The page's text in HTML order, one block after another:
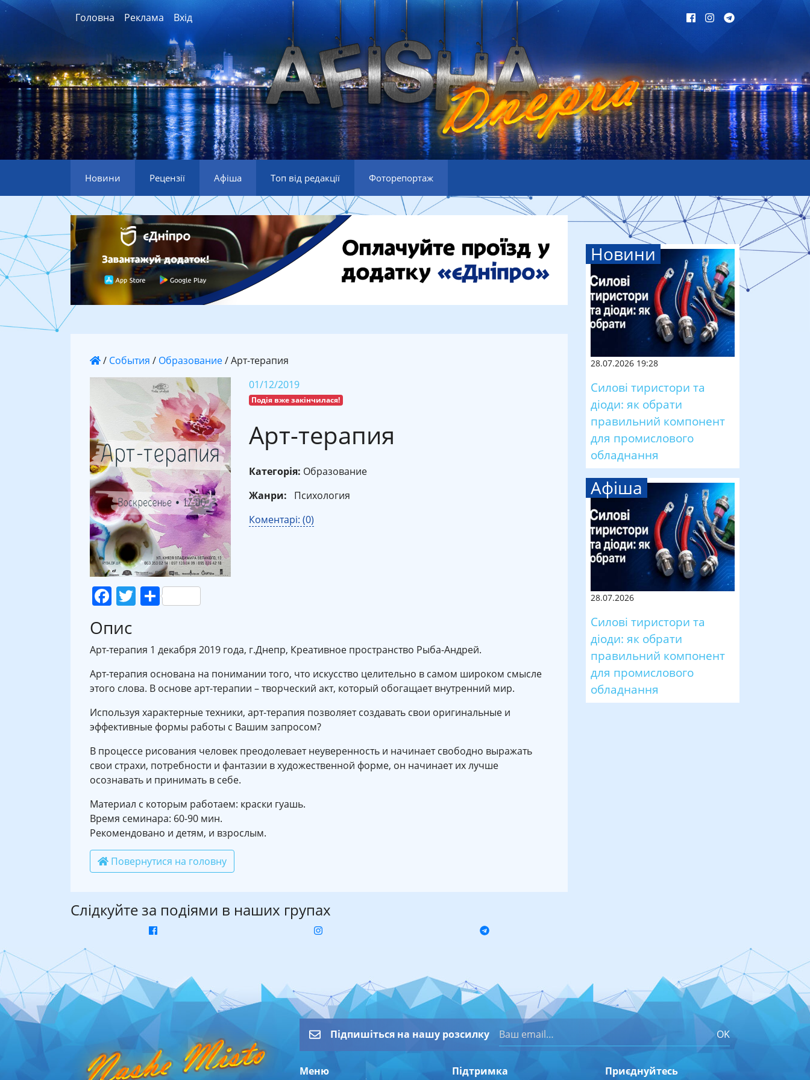
Головна Реклама Вхід
Новини Рецензії Афіша Топ від редакції Фоторепортаж
/ События / Образование/Арт-терапия
Facebook
Twitter
Поділитися
01/12/2019
Подія вже закінчилася!
Арт-терапия
Категорія: Образование
Жанри:
Психология
Коментарі: (0)
Опис
Арт-терапия 1 декабря 2019 года, г.Днепр, Креативное пространство Рыба-Андрей.
Арт-терапия основана на понимании того, что искусство целительно в самом широком смысле
этого слова. В основе арт-терапии – творческий акт, который обогащает внутренний мир.
Используя характерные техники, арт-терапия позволяет создавать свои оригинальные и
эффективные формы работы с Вашим запросом?
В процессе рисования человек преодолевает неуверенность и начинает свободно выражать
свои страхи, потребности и фантазии в художественной форме, он начинает их лучше
осознавать и принимать в себе.
Материал с которым работаем: краски гуашь.
Время семинара: 60-90 мин.
Рекомендовано и детям, и взрослым.
Повернутися на головну
Слідкуйте за подіями в наших групах
Новини
28.07.2026 19:28
Силові тиристори та
діоди: як обрати
правильний компонент
для промислового
обладнання
Афіша
28.07.2026
Силові тиристори та
діоди: як обрати
правильний компонент
для промислового
обладнання
Підпишіться на нашу розсилку OK
Меню Підтримка Приєднуйтесь